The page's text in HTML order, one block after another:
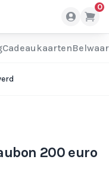
0
Cadeaukaarten
200 euro